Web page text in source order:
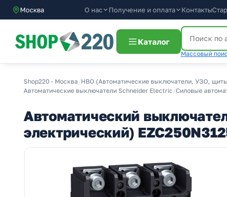
Москва О нас Получение и оплата Контакты
Каталог
Массовый
Shop220 - Москва /НВО (Автоматические выключатели, УЗО,
Автоматические выключатели Schneider Electric /Силовые
Автоматический
электрический)